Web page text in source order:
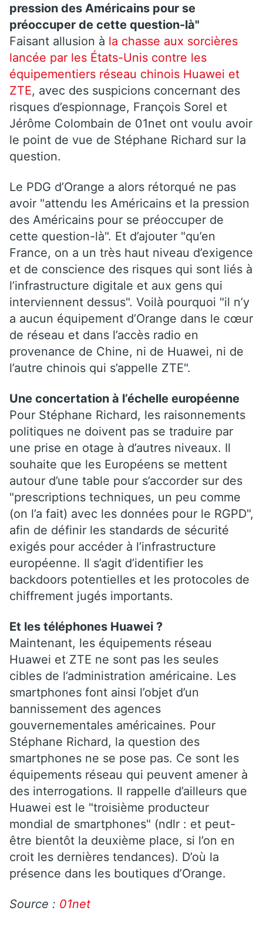
pression des Américains pour se
préoccuper de cette question-là"
Faisant allusion à la chasse aux sorcières
lancée par les États-Unis contre les
équipementiers réseau chinois Huawei et
ZTE, avec des suspicions concernant des
risques d’espionnage, François Sorel et
Jérôme Colombain de 01net ont voulu avoir
le point de vue de Stéphane Richard sur la
question.
Le PDG d’Orange a alors rétorqué ne pas
avoir "attendu les Américains et la pression
des Américains pour se préoccuper de
cette question-là". Et d’ajouter "qu’en
France, on a un très haut niveau d’exigence
et de conscience des risques qui sont liés à
l’infrastructure digitale et aux gens qui
interviennent dessus". Voilà pourquoi "il n’y
a aucun équipement d’Orange dans le cœur
de réseau et dans l’accès radio en
provenance de Chine, ni de Huawei, ni de
l’autre chinois qui s’appelle ZTE".
Une concertation à l’échelle européenne
Pour Stéphane Richard, les raisonnements
politiques ne doivent pas se traduire par
une prise en otage à d’autres niveaux. Il
souhaite que les Européens se mettent
autour d’une table pour s’accorder sur des
"prescriptions techniques, un peu comme
(on l’a fait) avec les données pour le RGPD",
afin de définir les standards de sécurité
exigés pour accéder à l’infrastructure
européenne. Il s’agit d’identifier les
backdoors potentielles et les protocoles de
chiffrement jugés importants.
Et les téléphones Huawei ?
Maintenant, les équipements réseau
Huawei et ZTE ne sont pas les seules
cibles de l’administration américaine. Les
smartphones font ainsi l’objet d’un
bannissement des agences
gouvernementales américaines. Pour
Stéphane Richard, la question des
smartphones ne se pose pas. Ce sont les
équipements réseau qui peuvent amener à
des interrogations. Il rappelle d’ailleurs que
Huawei est le "troisième producteur
mondial de smartphones" (ndlr : et peut-
être bientôt la deuxième place, si l’on en
croit les dernières tendances). D’où la
présence dans les boutiques d’Orange.
Source : 01net